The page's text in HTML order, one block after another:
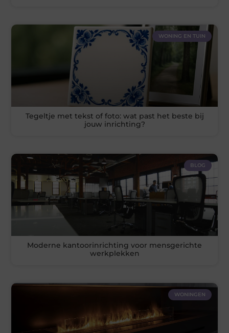
WONING EN TUIN
Tegeltje met tekst of foto: wat past het beste bij
jouw inrichting?
BLOG
Moderne kantoorinrichting voor mensgerichte
werkplekken
WONINGEN